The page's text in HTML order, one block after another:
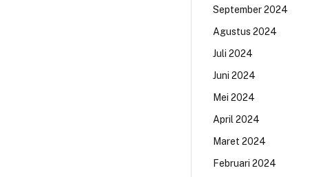
September 2024
Agustus 2024
Juli 2024
Juni 2024
Mei 2024
April 2024
Maret 2024
Februari 2024